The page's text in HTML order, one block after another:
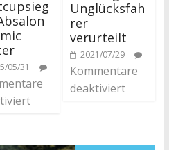
05/31
Unglücksfah
rer
verurteilt
2021/07/29
Kommentare
deaktiviert